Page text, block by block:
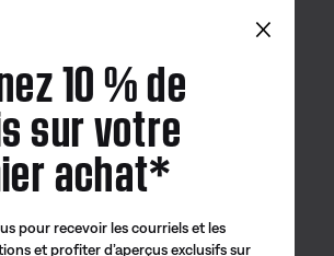
Bose Connect
Bose QCE
×
10 % de
sur votre
achat*
pour recevoir les courriels et les
et profiter d’aperçus exclusifs sur